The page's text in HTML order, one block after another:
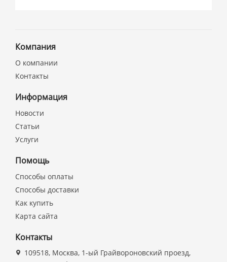
Компания
О компании
Контакты
Информация
Новости
Статьи
Услуги
Помощь
Способы оплаты
Способы доставки
Как купить
Карта сайта
Контакты
109518, Москва, 1-ый Грайвороновский проезд,